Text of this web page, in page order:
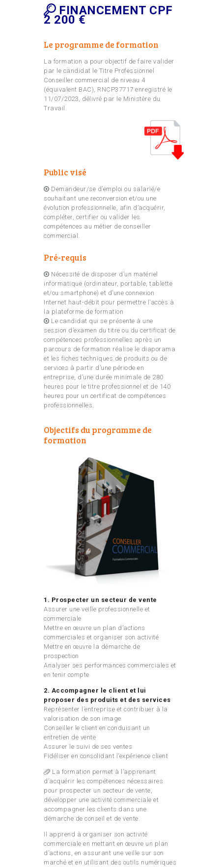
FINANCEMENT CPF
2 200 €
Le programme de formation
La formation a pour objectif de faire valider
par le candidat le Titre Professionnel
Conseiller commercial de niveau 4
(équivalent BAC), RNCP37717 enregistré le
11/07/2023, délivré par le Ministère du
Travail.
Public visé
Demandeur/se d’emploi ou salarié/e
souhaitant une reconversion et/ou une
évolution professionnelle, afin d’acquérir,
compléter, certifier ou valider les
compétences au métier de conseiller
commercial.
Pré-requis
Nécessité de disposer d’un matériel
informatique (ordinateur, portable, tablette
et/ou smartphone) et d’une connexion
Internet haut-débit pour permettre l’accès à
la plateforme de formation
Le candidat qui se présente à une
session d’examen du titre ou du certificat de
compétences professionnelles après un
parcours de formation réalise le diaporama
et les fiches techniques de produits ou de
services à partir d’une période en
entreprise, d’une durée minimale de 280
heures pour le titre professionnel et de 140
heures pour un certificat de compétences
professionnelles.
Objectifs du programme de
formation
1. Prospecter un secteur de vente
Assurer une veille professionnelle et
commerciale
Mettre en œuvre un plan d’actions
commerciales et organiser son activité
Mettre en œuvre la démarche de
prospection
Analyser ses performances commerciales et
en tenir compte
2. Accompagner le client et lui
proposer des produits et des services
Représenter l’entreprise et contribuer à la
valorisation de son image
Conseiller le client en conduisant un
entretien de vente
Assurer le suivi de ses ventes
Fidéliser en consolidant l’expérience client
La formation permet à l’apprenant
d’acquérir les compétences nécessaires
pour prospecter un secteur de vente,
développer une activité commerciale et
accompagner les clients dans une
démarche de conseil et de vente.
Il apprend à organiser son activité
commerciale en mettant en œuvre un plan
d’actions, en assurant une veille sur son
marché et en utilisant des outils numériques